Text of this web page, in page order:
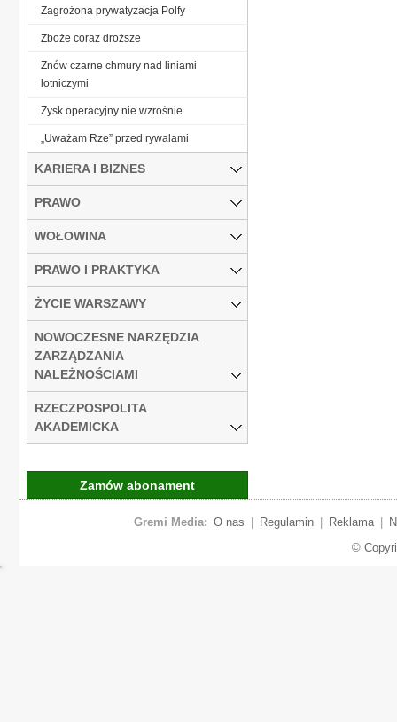
Zagrożona prywatyzacja Polfy
Zboże coraz droższe
Znów czarne chmury nad liniami
lotniczymi
Zysk operacyjny nie wzrośnie
„Uważam Rze” przed rywalami
KARIERA I BIZNES
PRAWO
WOŁOWINA
PRAWO I PRAKTYKA
ŻYCIE WARSZAWY
NOWOCZESNE NARZĘDZIA
ZARZĄDZANIA
NALEŻNOŚCIAMI
RZECZPOSPOLITA
AKADEMICKA
Zamów abonament
Gremi Media: O nas Regulamin Reklama
©